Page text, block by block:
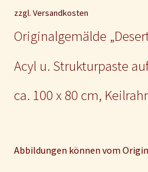
zzgl. Versandkosten
Originalgemälde
Acyl u. Strukturpaste
ca. 100 x 80 cm,
Abbildungen können vom